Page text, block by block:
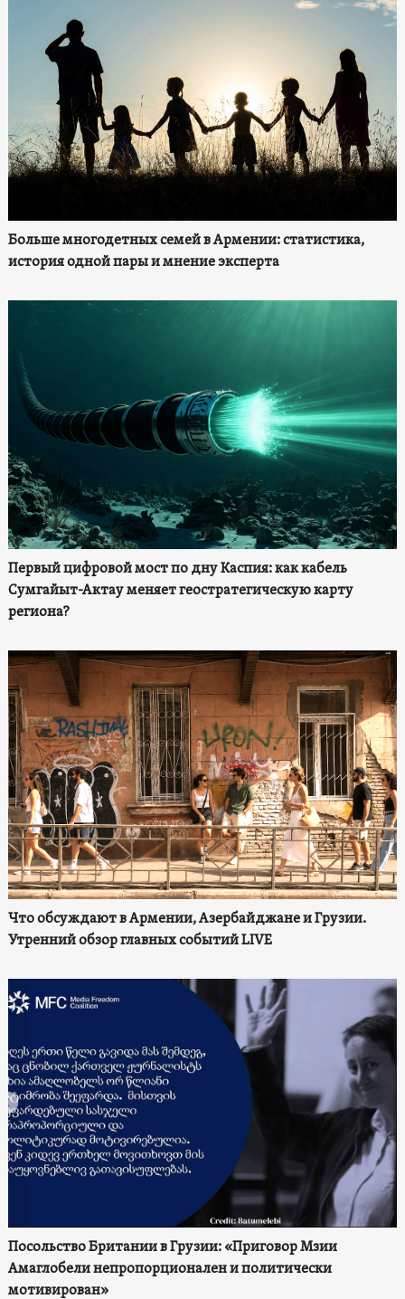
Больше многодетных семей в Армении: статистика,
история одной пары и мнение эксперта
Первый цифровой мост по дну Каспия: как кабель
Сумгайыт-Актау меняет геостратегическую карту
региона?
Что обсуждают в Армении, Азербайджане и Грузии.
Утренний обзор главных событий LIVE
Посольство Британии в Грузии: «Приговор Мзии
Амаглобели непропорционален и политически
мотивирован»